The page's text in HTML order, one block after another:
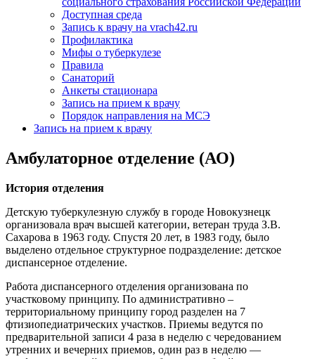
Доступная среда
Запись к врачу на vrach42.ru
Профилактика
Мифы о туберкулезе
Правила
Санаторий
Анкеты стационара
Запись на прием к врачу
Порядок направления на МСЭ
Запись на прием к врачу
Амбулаторное отделение (АО)
История отделения
Детскую туберкулезную службу в городе Новокузнецк
организовала врач высшей категории, ветеран труда З.В.
Сахарова в 1963 году. Спустя 20 лет, в 1983 году, было
выделено отдельное структурное подразделение: детское
диспансерное отделение.
Работа диспансерного отделения организована по
участковому принципу. По административно –
территориальному принципу город разделен на 7
фтизиопедиатрических участков. Приемы ведутся по
предварительной записи 4 раза в неделю с чередованием
утренних и вечерних приемов, один раз в неделю —